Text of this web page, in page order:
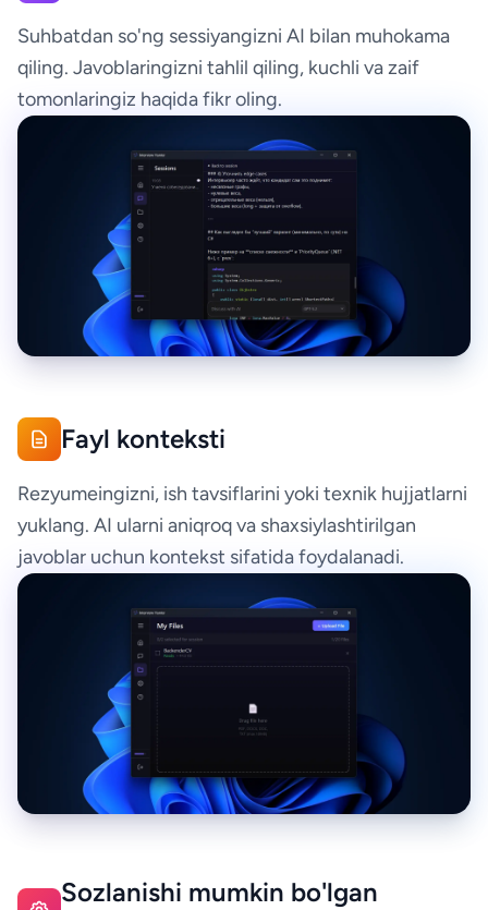
Suhbatdan so'ng sessiyangizni AI bilan muhokama
qiling. Javoblaringizni tahlil qiling, kuchli va zaif
tomonlaringiz haqida fikr oling.
Fayl konteksti
Rezyumeingizni, ish tavsiflarini yoki texnik hujjatlarni
yuklang. AI ularni aniqroq va shaxsiylashtirilgan
javoblar uchun kontekst sifatida foydalanadi.
Sozlanishi mumkin bo'lgan